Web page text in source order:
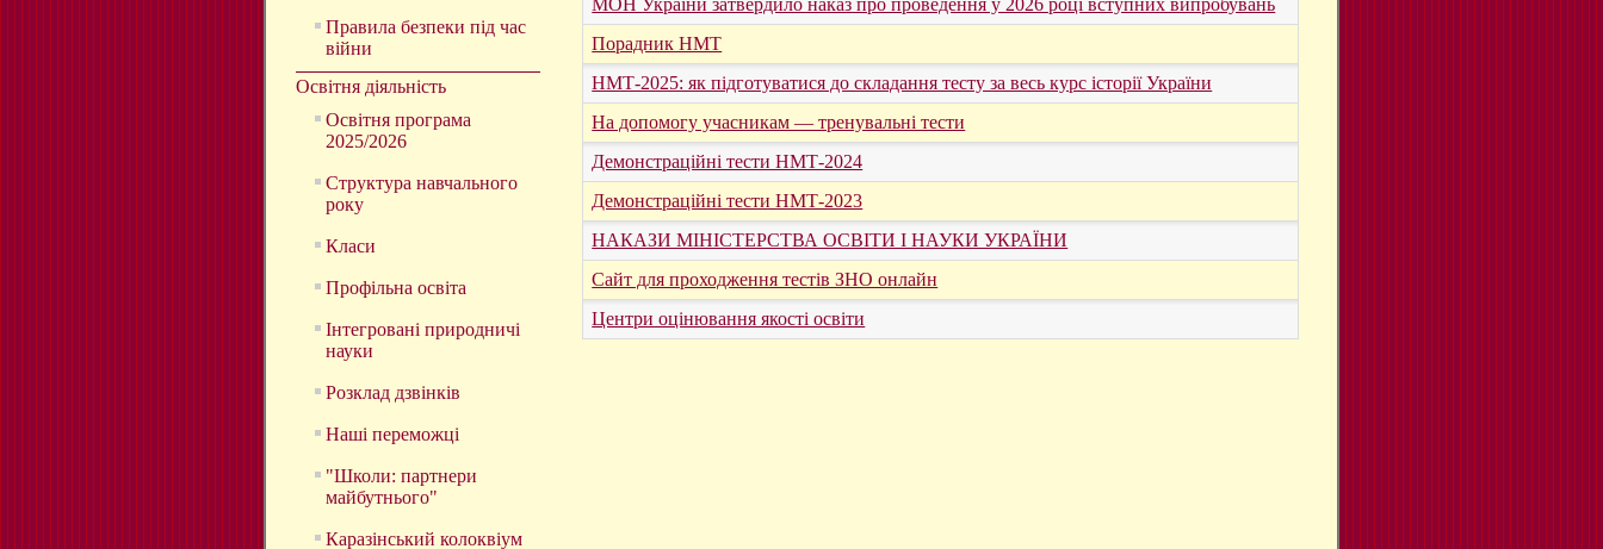
Правила безпеки під час
війни
Освітня діяльність
Освітня програма
2025/2026
Структура навчального
року
Класи
Профільна освіта
Інтегровані природничі
науки
Розклад дзвінків
Наші переможці
"Школи: партнери
майбутнього"
Каразінський колоквіум
Порадник НМТ
НМТ-2025: як підготуватися до складання тесту за весь курс історії України
На допомогу учасникам — тренувальні тести
Демонстраційні тести НМТ-2024
Демонстраційні тести НМТ-2023
НАКАЗИ МІНІСТЕРСТВА ОСВІТИ І НАУКИ УКРАЇНИ
Сайт для проходження тестів ЗНО онлайн
Центри оцінювання якості освіти